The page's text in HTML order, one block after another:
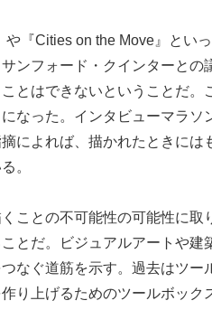
『Cities on the Move』といっ
ンフォード・クインターとの
とはできないということだ。
なった。インタビューマラソ
によれば、描かれたときには
。
ことの不可能性の可能性に取
とだ。ビジュアルアートや建
なぐ道筋を示す。過去はツー
り上げるためのツールボック